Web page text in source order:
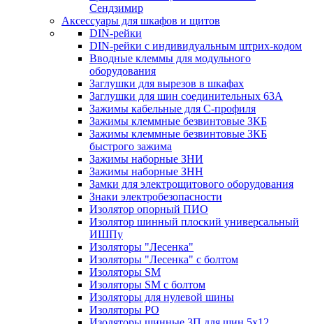
Сендзимир
Аксессуары для шкафов и щитов
DIN-рейки
DIN-рейки с индивидуальным штрих-кодом
Вводные клеммы для модульного
оборудования
Заглушки для вырезов в шкафах
Заглушки для шин соединительных 63А
Зажимы кабельные для С-профиля
Зажимы клеммные безвинтовые ЗКБ
Зажимы клеммные безвинтовые ЗКБ
быстрого зажима
Зажимы наборные ЗНИ
Зажимы наборные ЗНН
Замки для электрощитового оборудования
Знаки электробезопасности
Изолятор опорный ПИО
Изолятор шинный плоский универсальный
ИШПу
Изоляторы "Лесенка"
Изоляторы "Лесенка" с болтом
Изоляторы SM
Изоляторы SM c болтом
Изоляторы для нулевой шины
Изоляторы РО